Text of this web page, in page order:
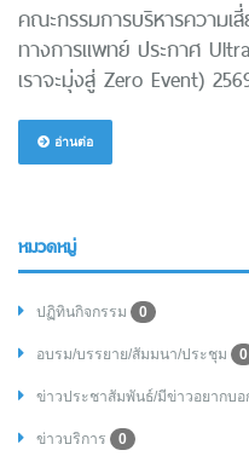
คณะกรรมการบริหารความเ
ทางการแพทย์ ประกาศ
เราจะมุ่งสู่ Zero Event)
อ่านต่อ
หมวดหมู่
ปฏิทินกิจกรรม 0
อบรม/บรรยาย/สัมมนา/ประชุม 0
ข่าวประชาสัมพันธ์/มีข่าวอยากบอ
ข่าวบริการ 0